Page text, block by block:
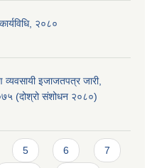
२०८०
व्यवसायी इजाजतपत्र जारी,
(दोश्रो संशोधन २०८०)
5 6 7